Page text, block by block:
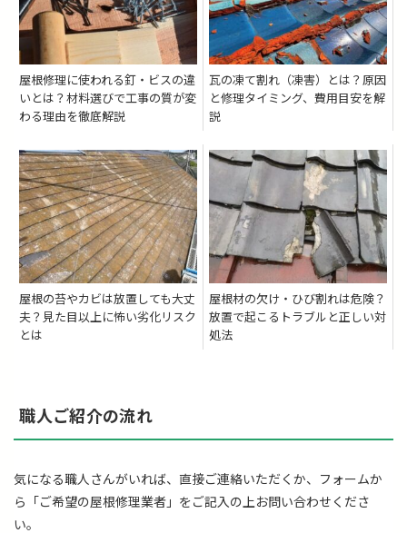
屋根修理に使われる釘・ビスの違
いとは？材料選びで工事の質が変
わる理由を徹底解説
瓦の凍て割れ（凍害）とは？原因
と修理タイミング、費用目安を解
説
屋根の苔やカビは放置しても大丈
夫？見た目以上に怖い劣化リスク
とは
屋根材の欠け・ひび割れは危険？
放置で起こるトラブルと正しい対
処法
職人ご紹介の流れ
気になる職人さんがいれば、直接ご連絡いただくか、フォームか
ら「ご希望の屋根修理業者」をご記入の上お問い合わせくださ
い。